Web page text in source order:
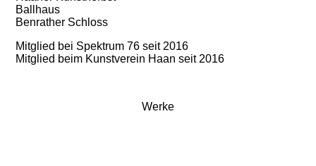
Ballhaus
Benrather Schloss
Mitglied bei Spektrum 76 seit 2016
Mitglied beim Kunstverein Haan seit 2016
Werke